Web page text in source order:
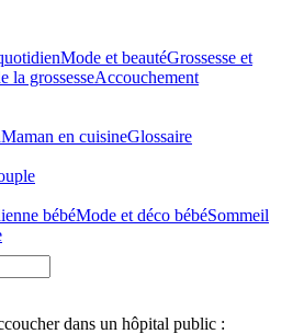
Mode et beautéGrossesse et
la grossesseAccouchement
Maman en cuisineGlossaire
bébéMode et déco bébéSommeil
dans un hôpital public :